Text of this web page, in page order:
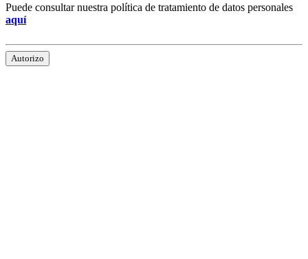
Puede consultar nuestra política de tratamiento de datos personales
aquí
Autorizo